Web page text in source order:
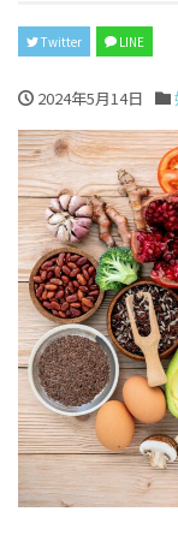
Twitter LINE
2024年5月14日